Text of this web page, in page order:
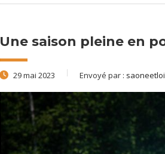
Une saison pleine en
29 mai 2023 Envoyé par :